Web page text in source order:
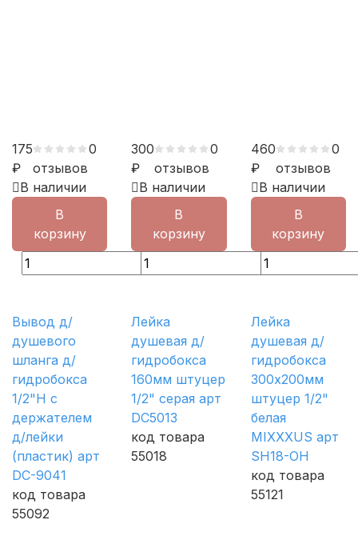
175
₽
0
отзывов
В наличии
В
корзину
300
₽
0
отзывов
В наличии
В
корзину
460
₽
0
отзывов
В наличии
В
корзину
Вывод д/
душевого
шланга д/
гидробокса
1/2"Н с
держателем
д/лейки
(пластик) арт
DC-9041
код товара
55092
Лейка
душевая д/
гидробокса
160мм штуцер
1/2" серая арт
DC5013
код товара
55018
Лейка
душевая д/
гидробокса
300х200мм
штуцер 1/2"
белая
MIXXXUS арт
SH18-ОН
код товара
55121